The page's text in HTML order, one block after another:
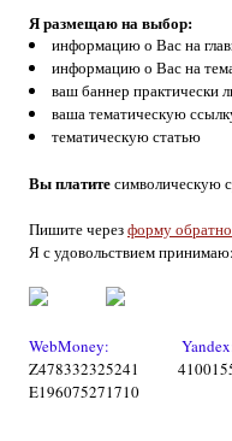
Я размещаю на выбор:
информацию о Вас на
информацию о Вас на
ваш баннер практически
ваша тематическую
тематическую статью
Вы платитесимволическую
Пишите черезформу
Я с удовольствием принимаю:
WebMoney:
Z478332325241
E196075271710